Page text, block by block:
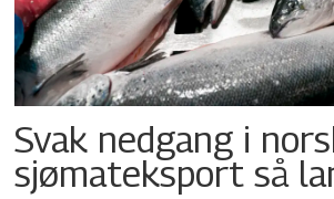
Svak nedgang i
sjømateksport så